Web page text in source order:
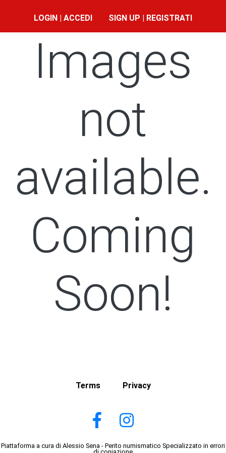
LOGIN | ACCEDI SIGN UP | REGISTRATI
Images
not
available.
Coming
Soon!
Terms Privacy
Piattaforma a cura di Alessio Sena - Perito numismatico Specializzato in errori